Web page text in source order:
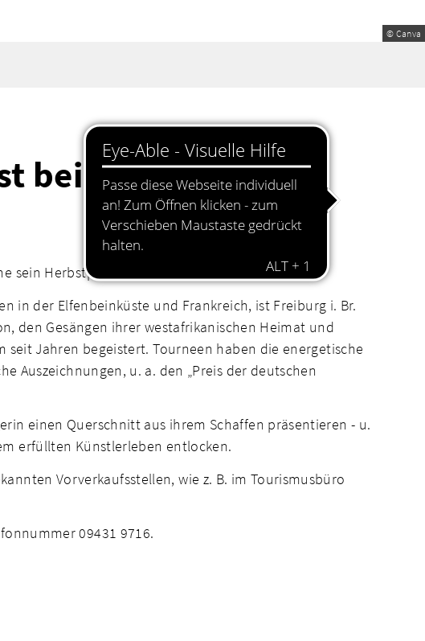
© Canva
bei Sven Faller
sein Herbstprogramm.
in der Elfenbeinküste und Frankreich, ist Freiburg i. Br.
den Gesängen ihrer westafrikanischen Heimat und
seit Jahren begeistert. Tourneen haben die energetische
Auszeichnungen, u. a. den „Preis der deutschen
einen Querschnitt aus ihrem Schaffen präsentieren - u.
erfüllten Künstlerleben entlocken.
Vorverkaufsstellen, wie z. B. im Tourismusbüro
09431 9716.